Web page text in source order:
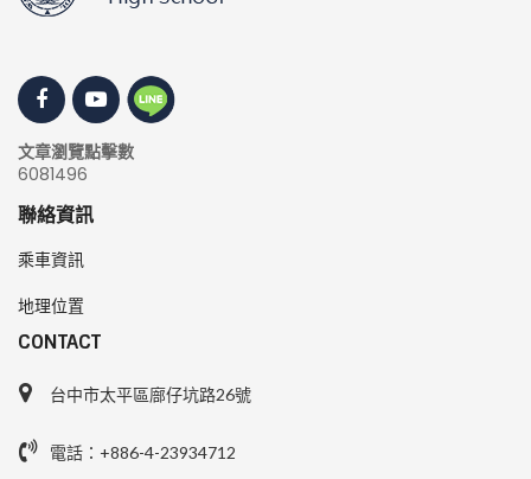
文章瀏覽點擊數
6081496
聯絡資訊
乘車資訊
地理位置
CONTACT
台中市太平區廍仔坑路26號
電話：+886-4-23934712